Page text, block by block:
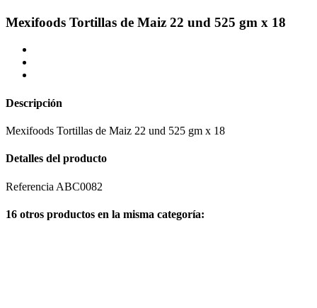
Mexifoods Tortillas de Maiz 22 und 525 gm x 18
Descripción
Mexifoods Tortillas de Maiz 22 und 525 gm x 18
Detalles del producto
Referencia ABC0082
16 otros productos en la misma categoría: